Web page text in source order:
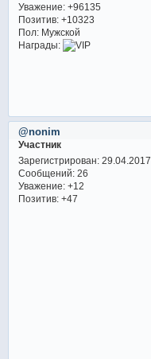
Уважение: +96135
Позитив: +10323
Пол:Мужской
Награды:
@nonim
Участник
Зарегистрирован: 29.04.2017
Сообщений:26
Уважение: +12
Позитив: +47